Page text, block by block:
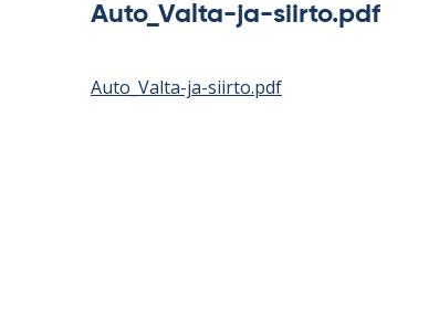
Auto_Valta-ja-siirto.pdf
Auto_Valta-ja-siirto.pdf